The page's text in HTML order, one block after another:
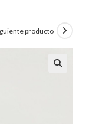
producto